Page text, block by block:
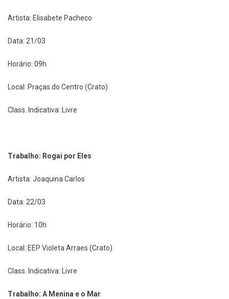
Artista: Elisabete Pacheco
Data: 21/03
Horário: 09h
Local: Praças do Centro (Crato)
Class. Indicativa: Livre
Trabalho: Rogai por Eles
Artista: Joaquina Carlos
Data: 22/03
Horário: 10h
Local: EEP Violeta Arraes (Crato)
Class. Indicativa: Livre
Trabalho: A Menina e o Mar